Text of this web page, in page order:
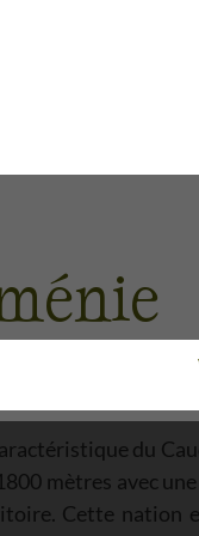
du
mètres avec
Cette nation